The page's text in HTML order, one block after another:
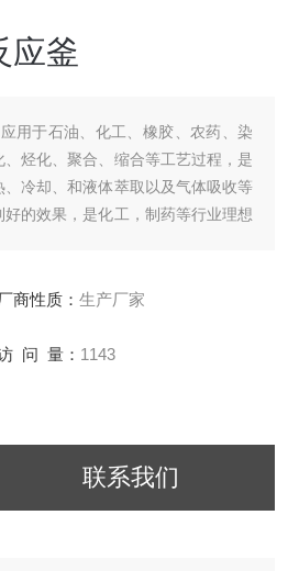
应釜
用于石油、化工、橡胶、农药、染
烃化、聚合、缩合等工艺过程，是
冷却、和液体萃取以及气体吸收等
的效果，是化工，制药等行业理想
商性质： 生产厂家
问 量： 1143
联系我们